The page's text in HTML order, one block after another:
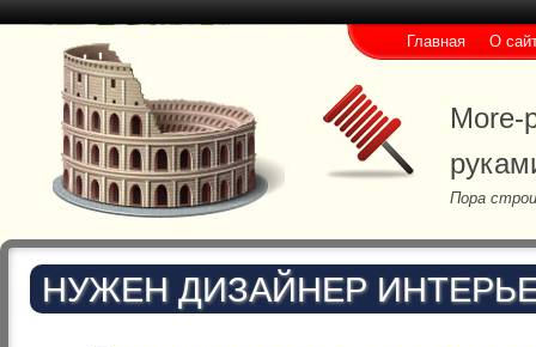
More-
Пора
Главная О
НУЖЕН ДИЗАЙНЕР